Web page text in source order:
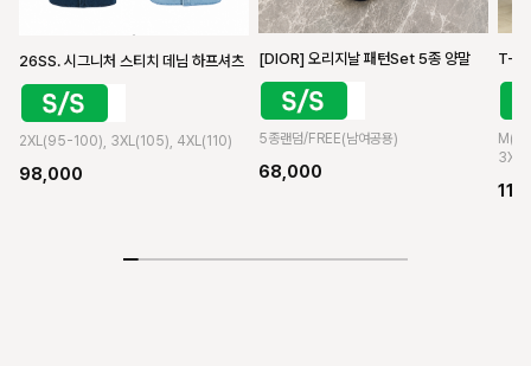
26SS. 시그니처 스티치 데님 하프셔츠
2XL(95-100), 3XL(105), 4XL(110)
98,000
[DIOR] 오리지날 패턴Set 5종 양말
5종랜덤/FREE(남여공용)
68,000
T-